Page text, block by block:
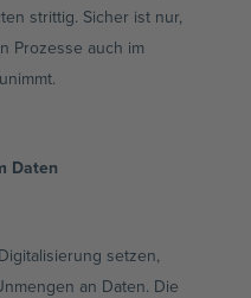
strittig. Sicher ist nur,
Prozesse auch im
Daten
setzen,
an Daten. Die